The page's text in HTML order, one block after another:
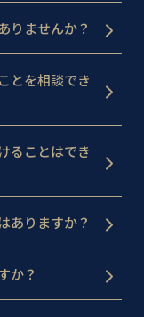
りませんか？
とを相談でき
ることはでき
ありますか？
か？